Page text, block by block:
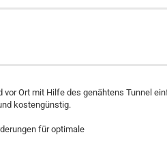
Ort mit Hilfe des genähtens Tunnel
kostengünstig.
für optimale